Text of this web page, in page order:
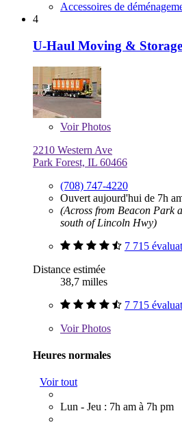
Accessoires de
4
U-Haul Moving &
VoirPhotos
2210 Western Ave
Park Forest, IL 60466
(708) 747-4220
Ouvert aujourd'hui de 7h
(Across from Beacon Park
south of Lincoln Hwy)
7 715
Distance estimée
38,7 milles
7 715
VoirPhotos
Heures normales
Voir tout
Lun - Jeu : 7h am à 7h pm